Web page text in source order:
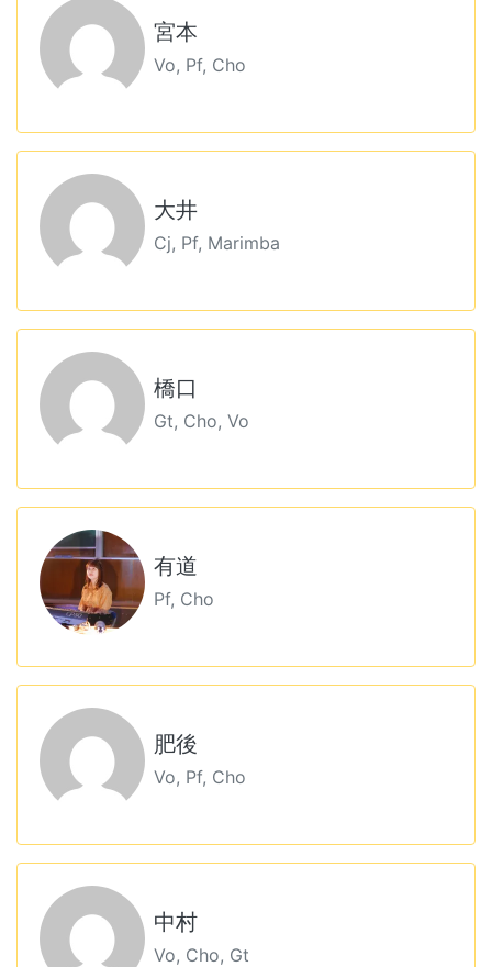
宮本
Vo, Pf, Cho
大井
Cj, Pf, Marimba
橋口
Gt, Cho, Vo
有道
Pf, Cho
肥後
Vo, Pf, Cho
中村
Vo, Cho, Gt